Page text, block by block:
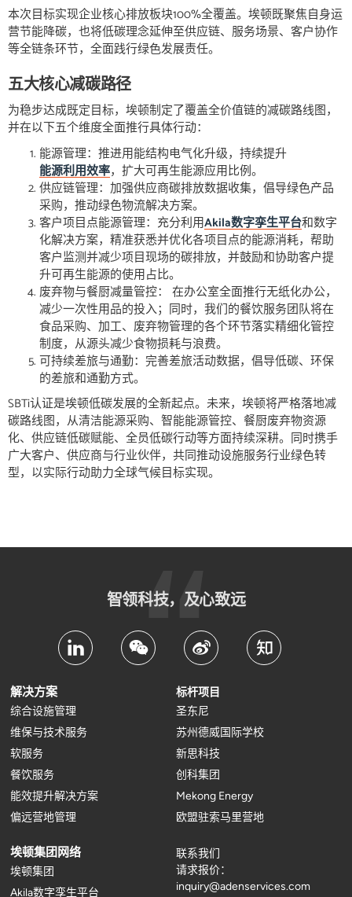
本次目标实现企业核心排放板块100%全覆盖。埃顿既聚焦自身运
营节能降碳，也将低碳理念延伸至供应链、服务场景、客户协作
等全链条环节，全面践行绿色发展责任。
五大核心减碳路径
为稳步达成既定目标，埃顿制定了覆盖全价值链的减碳路线图，
并在以下五个维度全面推行具体行动：
能源管理：推进用能结构电气化升级，持续提升
能源利用效率，扩大可再生能源应用比例。
供应链管理：加强供应商碳排放数据收集，倡导绿色产品
采购，推动绿色物流解决方案。
客户项目点能源管理：充分利用Akila数字孪生平台和数字
化解决方案，精准获悉并优化各项目点的能源消耗，帮助
客户监测并减少项目现场的碳排放，并鼓励和协助客户提
升可再生能源的使用占比。
废弃物与餐厨减量管控： 在办公室全面推行无纸化办公，
减少一次性用品的投入；同时，我们的餐饮服务团队将在
食品采购、加工、废弃物管理的各个环节落实精细化管控
制度，从源头减少食物损耗与浪费。
可持续差旅与通勤：完善差旅活动数据，倡导低碳、环保
的差旅和通勤方式。
SBTi认证是埃顿低碳发展的全新起点。未来，埃顿将严格落地减
碳路线图，从清洁能源采购、智能能源管控、餐厨废弃物资源
化、供应链低碳赋能、全员低碳行动等方面持续深耕。同时携手
广大客户、供应商与行业伙伴，共同推动设施服务行业绿色转
型，以实际行动助力全球气候目标实现。
智领科技，及心致远
解决方案
综合设施管理
维保与技术服务
软服务
餐饮服务
能效提升解决方案
偏远营地管理
标杆项目
圣东尼
苏州德威国际学校
新思科技
创科集团
Mekong Energy
欧盟驻索马里营地
埃顿集团网络
埃顿集团
Akila数字孪生平台
联系我们
请求报价：
inquiry@adenservices.com